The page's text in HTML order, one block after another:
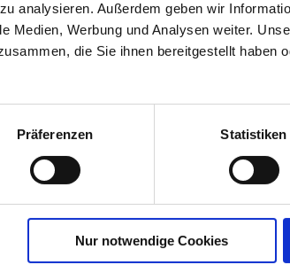
analysieren. Außerdem geben wir
Medien, Werbung und Analysen weiter.
die Sie ihnen bereitgestellt haben
Präferenzen Statistiken
Nur notwendige Cookies
GERSTE,
NETZFLECKENKRANKHEIT:
GERSTE, ROST-BRAUN: G...